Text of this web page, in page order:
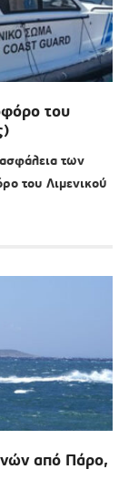
του
των
του Λιμενικού
από Πάρο,